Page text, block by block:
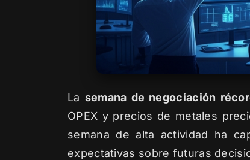
La semana de negociación
OPEX y precios de metales
semana de alta actividad ha
expectativas sobre futuras